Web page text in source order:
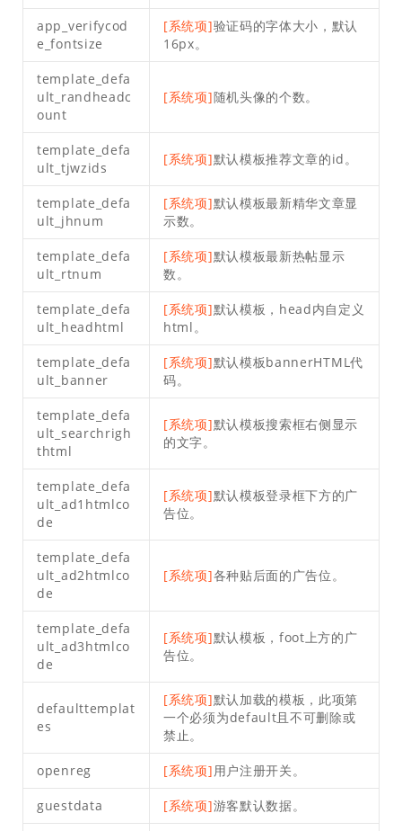
app_verifycod
e_fontsize
[系统项]验证码的字体大小，默认
16px。
template_defa
ult_randheadc
ount
[系统项]随机头像的个数。
template_defa
ult_tjwzids
[系统项]默认模板推荐文章的id。
template_defa
ult_jhnum
[系统项]默认模板最新精华文章显
示数。
template_defa
ult_rtnum
[系统项]默认模板最新热帖显示
数。
template_defa
ult_headhtml
[系统项]默认模板，head内自定义
html。
template_defa
ult_banner
[系统项]默认模板bannerHTML代
码。
template_defa
ult_searchrigh
thtml
[系统项]默认模板搜索框右侧显示
的文字。
template_defa
ult_ad1htmlco
de
[系统项]默认模板登录框下方的广
告位。
template_defa
ult_ad2htmlco
de
[系统项]各种贴后面的广告位。
template_defa
ult_ad3htmlco
de
[系统项]默认模板，foot上方的广
告位。
defaulttemplat
es
[系统项]默认加载的模板，此项第
一个必须为default且不可删除或
禁止。
openreg [系统项]用户注册开关。
guestdata [系统项]游客默认数据。